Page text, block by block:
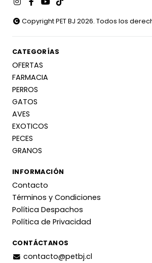
Copyright PET BJ 2026. Todos los
CATEGORÍAS
OFERTAS
FARMACIA
PERROS
GATOS
AVES
EXOTICOS
PECES
GRANOS
INFORMACIÓN
Contacto
Términos y Condiciones
Política Despachos
Política de Privacidad
CONTÁCTANOS
contacto@petbj.cl